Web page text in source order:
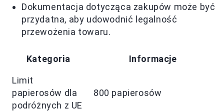
Dokumentacja dotycząca zakupów może być
przydatna, aby udowodnić legalność
przewożenia towaru.
Kategoria Informacje
Limit
papierosów dla
podróżnych z UE
800 papierosów